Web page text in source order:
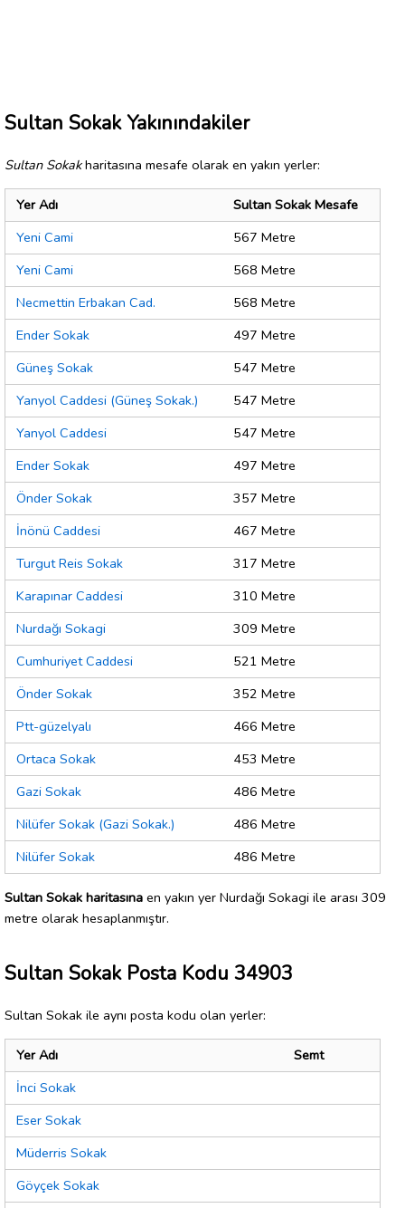
Sultan Sokak Yakınındakiler
Sultan Sokakharitasına mesafe olarak en yakın yerler:
Yer Adı
Sultan Sokak Mesafe
Yeni Cami
567 Metre
Yeni Cami
568 Metre
Necmettin Erbakan Cad.
568 Metre
Ender Sokak
497 Metre
Güneş Sokak
547 Metre
Yanyol Caddesi (Güneş Sokak.)
547 Metre
Yanyol Caddesi
547 Metre
Ender Sokak
497 Metre
Önder Sokak
357 Metre
İnönü Caddesi
467 Metre
Turgut Reis Sokak
317 Metre
Karapınar Caddesi
310 Metre
Nurdağı Sokagi
309 Metre
Cumhuriyet Caddesi
521 Metre
Önder Sokak
352 Metre
Ptt-güzelyalı
466 Metre
Ortaca Sokak
453 Metre
Gazi Sokak
486 Metre
Nilüfer Sokak (Gazi Sokak.)
486 Metre
Nilüfer Sokak
486 Metre
Sultan Sokak haritasına en yakın yer Nurdağı Sokagi ile arası 309
metre olarak hesaplanmıştır.
Sultan Sokak Posta Kodu 34903
Sultan Sokak ile aynı posta kodu olan yerler:
Yer Adı
Semt
İnci Sokak
Eser Sokak
Müderris Sokak
Göyçek Sokak